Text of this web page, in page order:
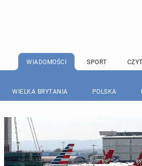
WIADOMOŚCI SPORT
WIELKA BRYTANIA POLSKA